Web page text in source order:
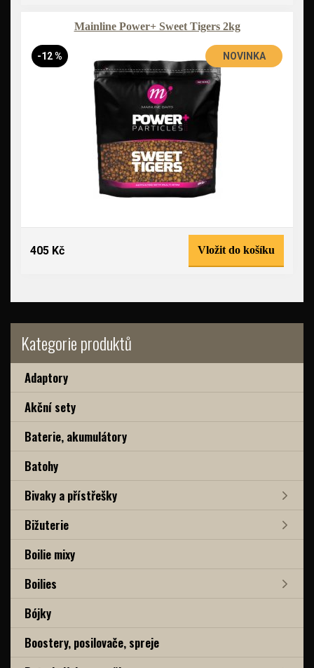
Kategorie produktů
Adaptory
Akční sety
Baterie, akumulátory
Batohy
Bivaky a přístřešky
Bižuterie
Boilie mixy
Boilies
Bójky
Boostery, posilovače, spreje
Mainline Power+ Sweet Tigers 2kg
-12 % NOVINKA
405 Kč Vložit do košíku